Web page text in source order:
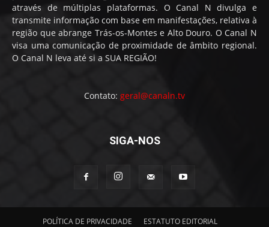
através de múltiplas plataformas. O Canal N divulga e
transmite informação com base em manifestações, relativa à
região que abrange Trás-os-Montes e Alto Douro. O Canal N
visa uma comunicação de proximidade de âmbito regional.
O Canal N leva até si a SUA REGIÃO!
Contato: geral@canaln.tv
SIGA-NOS
POLÍTICA DE PRIVACIDADE ESTATUTO EDITORIAL